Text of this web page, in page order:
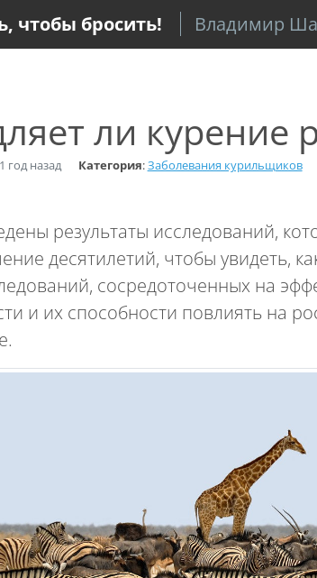
чтобы бросить! Владимир
ли курение
год назад Категория:Заболевания курильщиков
результаты исследований,
десятилетий, чтобы увидеть,
сосредоточенных на
и их способности повлиять на